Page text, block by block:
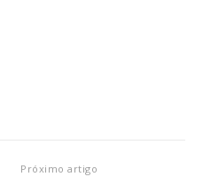
Próximo artigo